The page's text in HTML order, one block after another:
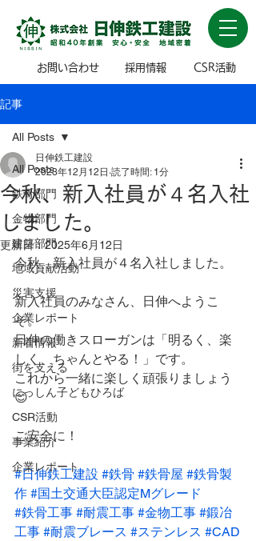
お問い合わせ 採用情報 CSR活動
記事
All Posts
鉄骨部門
金物部門
建築部門
地域貢献活動
災害支援
企業レポート
新着情報
街を支える
にっしん子どもひろば
CSR活動
事業紹介
企業レポート
All Posts
今秋、新入社員が４名入社
しました。
日伸鉄工建設
2023年12月12日 読了時間: 1分
更新日：2025年6月12日
今秋、新入社員が４名入社しました。
新入社員のみなさん、日伸へようこ
そ。
日伸の働きスローガンは「明るく、楽
しく、ちゃんとやる！」です。
これから一緒に楽しく頑張りましょう
😊
ご安全に！
#日伸鉄工建設 #鉄骨 #鉄骨屋 #鉄骨製
作 #国土交通大臣認定Mグレード
#鉄骨工事 #耐震工事 #金物工事 #鍛冶
工事 #耐震ブレース #ステンレス #CAD